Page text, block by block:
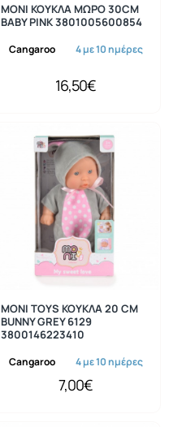
Cangaroo 4 με 10 ημέρες
MONI ΚΟΥΚΛΑ ΜΩΡΟ 30CM
BABY PINK 3801005600854
16,50€
Cangaroo 4 με 10 ημέρες
MONI TOYS ΚΟΥΚΛΑ 20 CM
BUNNY GREY 6129
3800146223410
7,00€